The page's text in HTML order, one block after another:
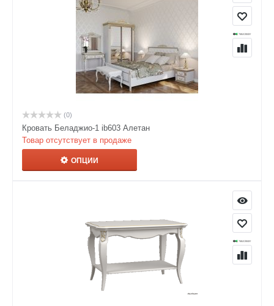
(0)
Кровать Беладжио-1 ib603 Алетан
Товар отсутствует в продаже
ОПЦИИ